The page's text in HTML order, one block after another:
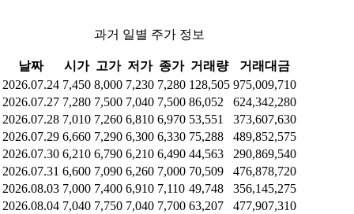
과거 일별 주가 정보
날짜 시가 고가 저가 종가 거래량
거래대금
2026.07.24 7,450 8,000 7,230 7,280 128,505 975,009,710
2026.07.27 7,280 7,500 7,040 7,500 86,052
624,342,280
2026.07.28 7,010 7,260 6,810 6,970 53,551
373,607,630
2026.07.29 6,660 7,290 6,300 6,330 75,288
489,852,575
2026.07.30 6,210 6,790 6,210 6,490 44,563
290,869,540
2026.07.31 6,600 7,090 6,260 7,000 70,509
476,878,720
2026.08.03 7,000 7,400 6,910 7,110 49,748
356,145,275
2026.08.04 7,040 7,750 7,040 7,700 63,207 477,907,310